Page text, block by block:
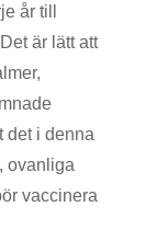
år till
är lätt att
det i denna
ovanliga
vaccinera